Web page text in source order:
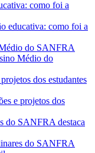
educativa: como foi a
Médio do
e projetos dos
do SANFRA